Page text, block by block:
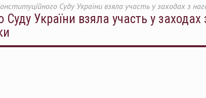
Суду України взяла участь у заходах з
Суду України взяла участь у